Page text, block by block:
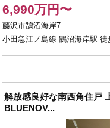
6,990万円〜
藤沢市鵠沼海岸7
小田急江ノ島線 鵠沼海岸駅 徒
解放感良好な南西角住戸
BLUENOV...